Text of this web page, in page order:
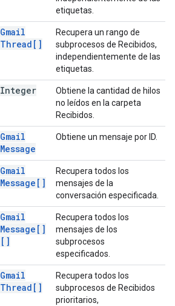
etiquetas.
Gmail
Thread[]
Recupera un rango de
subprocesos de Recibidos,
independientemente de las
etiquetas.
Integer
Obtiene la cantidad de hilos
no leídos en la carpeta
Recibidos.
Gmail
Message
Obtiene un mensaje por ID.
Gmail
Message[]
Recupera todos los
mensajes de la
conversación especificada.
Gmail
Message[]
[]
Recupera todos los
mensajes de los
subprocesos
especificados.
Gmail
Thread[]
Recupera todos los
subprocesos de Recibidos
prioritarios,